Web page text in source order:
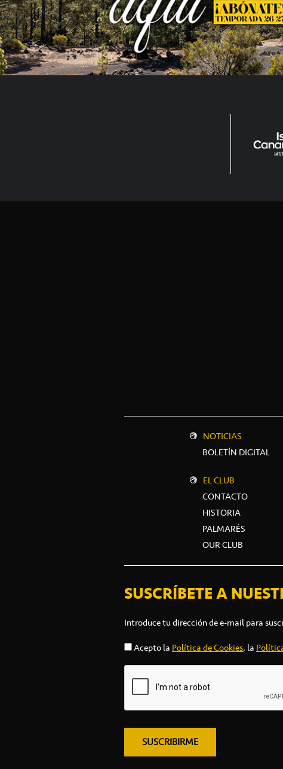
NOTICIAS
BOLETÍN DIGITAL
EL CLUB
CONTACTO
HISTORIA
PALMARÉS
OUR CLUB
SUSCRÍBETE A
Introduce tu dirección de e-mail para
Acepto la Política de Cookies, la